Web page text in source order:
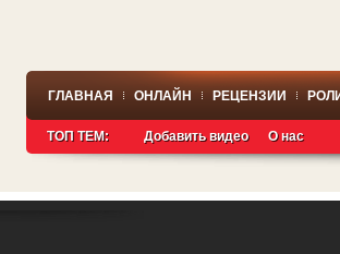
ГЛАВНАЯ ОНЛАЙН РЕЦЕНЗИИ
ТОП ТЕМ: Добавить видео О нас